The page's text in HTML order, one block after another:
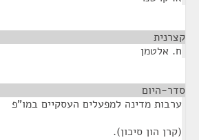
קצרנית
ח. אלטמן
סדר-היום
ערבות מדינה למפעלים העסקיים במו"פ
(קרן הון סיכון).